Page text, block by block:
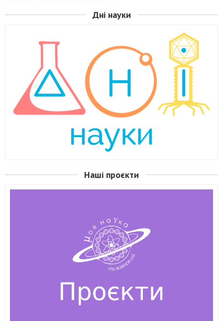
Дні науки
Наші проєкти